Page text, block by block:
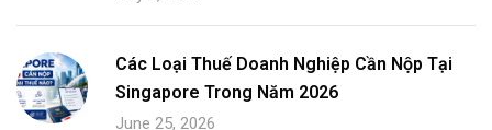
Các Loại Thuế Doanh Nghiệp Cần Nộp Tại
Singapore Trong Năm 2026
June 25, 2026